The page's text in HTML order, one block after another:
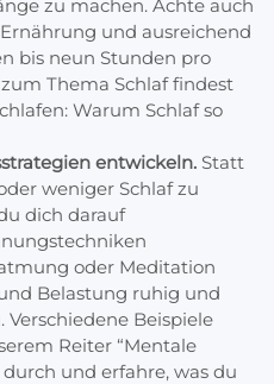
zu machen. Achte auch
und ausreichend
bis neun Stunden pro
Thema Schlaf findest
Warum Schlaf so
entwickeln. Statt
weniger Schlaf zu
dich darauf
oder Meditation
Belastung ruhig und
Beispiele
Reiter “Mentale
und erfahre, was du